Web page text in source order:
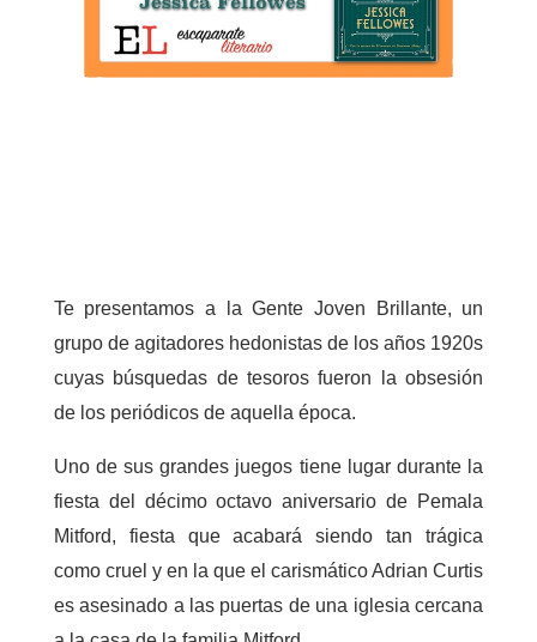
Te presentamos a la Gente Joven Brillante, un
grupo de agitadores hedonistas de los años 1920s
cuyas búsquedas de tesoros fueron la obsesión
de los periódicos de aquella época.
Uno de sus grandes juegos tiene lugar durante la
fiesta del décimo octavo aniversario de Pemala
Mitford, fiesta que acabará siendo tan trágica
como cruel y en la que el carismático Adrian Curtis
es asesinado a las puertas de una iglesia cercana